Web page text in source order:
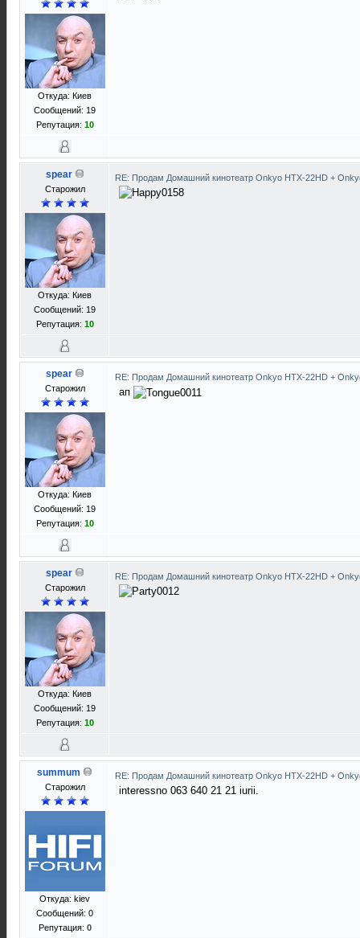
Откуда: Киев
Сообщений: 19
Репутация: 10
spear
Старожил
Откуда: Киев
Сообщений: 19
Репутация: 10
RE: Продам Домашний кинотеатр Onkyo HTX-22HD +
spear
Старожил
Откуда: Киев
Сообщений: 19
Репутация: 10
RE: Продам Домашний кинотеатр Onkyo HTX-22HD +
ап
spear
Старожил
Откуда: Киев
Сообщений: 19
Репутация: 10
RE: Продам Домашний кинотеатр Onkyo HTX-22HD +
summum
Старожил
Откуда: kiev
Сообщений: 0
Репутация: 0
RE: Продам Домашний кинотеатр Onkyo HTX-22HD +
interessno 063 640 21 21 iurii.